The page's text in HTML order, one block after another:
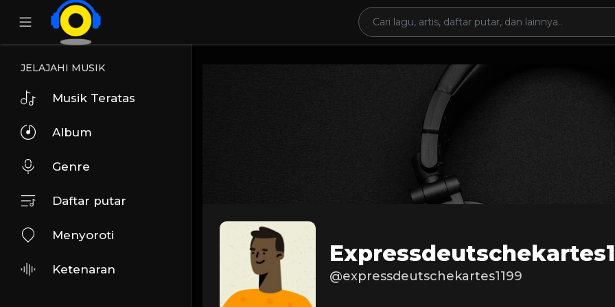
JELAJAHI MUSIK
Musik Teratas
Album
Genre
Daftar putar
Menyoroti
Ketenaran @expressdeutschekartes1199